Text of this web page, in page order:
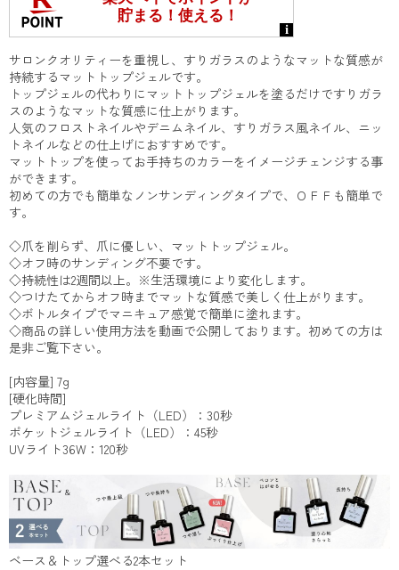
サロンクオリティーを重視し、すりガラスのようなマットな質感が
持続するマットトップジェルです。
トップジェルの代わりにマットトップジェルを塗るだけですりガラ
スのようなマットな質感に仕上がります。
人気のフロストネイルやデニムネイル、すりガラス風ネイル、ニッ
トネイルなどの仕上げにおすすめです。
マットトップを使ってお手持ちのカラーをイメージチェンジする事
ができます。
初めての方でも簡単なノンサンディングタイプで、ＯＦＦも簡単で
す。
◇爪を削らず、爪に優しい、マットトップジェル。
◇オフ時のサンディング不要です。
◇持続性は2週間以上。※生活環境により変化します。
◇つけたてからオフ時までマットな質感で美しく仕上がります。
◇ボトルタイプでマニキュア感覚で簡単に塗れます。
◇商品の詳しい使用方法を動画で公開しております。初めての方は
是非ご覧下さい。
[内容量] 7g
[硬化時間]
プレミアムジェルライト（LED）：30秒
ポケットジェルライト（LED）：45秒
UVライト36W：120秒
ベース＆トップ選べる2本セット